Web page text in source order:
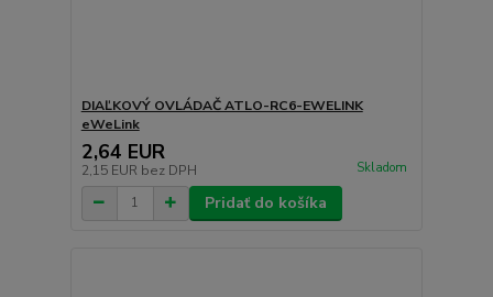
DIAĽKOVÝ OVLÁDAČ ATLO-RC6-EWELINK
eWeLink
2,64 EUR
2,15 EUR bez DPH Skladom
Pridať do košíka